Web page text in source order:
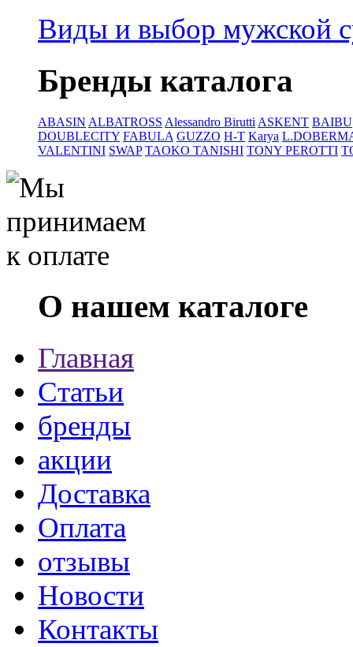
Виды и выбор мужской
Бренды каталога
ABASIN ALBATROSS Alessandro Birutti ASKENT BAIBU
DOUBLECITY FABULA GUZZO H-T Karya
VALENTINI SWAP TAOKO TANISHI TONY PEROTTI
О нашем каталоге
Главная
Статьи
бренды
акции
Доставка
Оплата
отзывы
Новости
Контакты